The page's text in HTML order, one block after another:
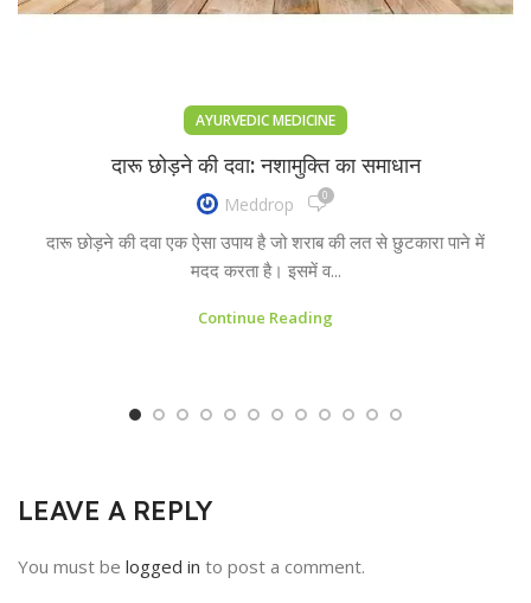
AYURVEDIC MEDICINE
दारू छोड़ने की दवा: नशामुक्ति का समाधान
Meddrop 0
दारू छोड़ने की दवा एक ऐसा उपाय है जो शराब की लत से छुटकारा पाने में
मदद करता है। इसमें व...
Continue Reading
LEAVE A REPLY
You must be logged in to post a comment.